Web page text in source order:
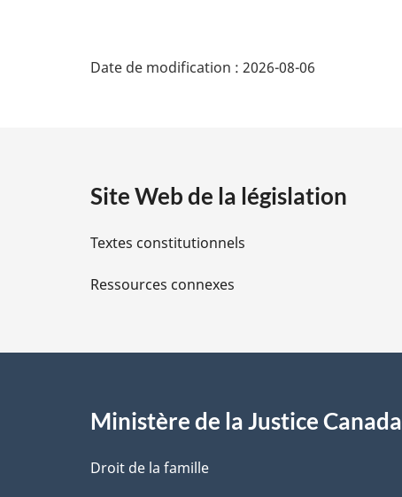
i
l
s
l
a
Date de modification : 2026-08-06
Site Web de la législation
Textes constitutionnels
Ressources connexes
Ministère de la Justice Canada
Droit de la famille